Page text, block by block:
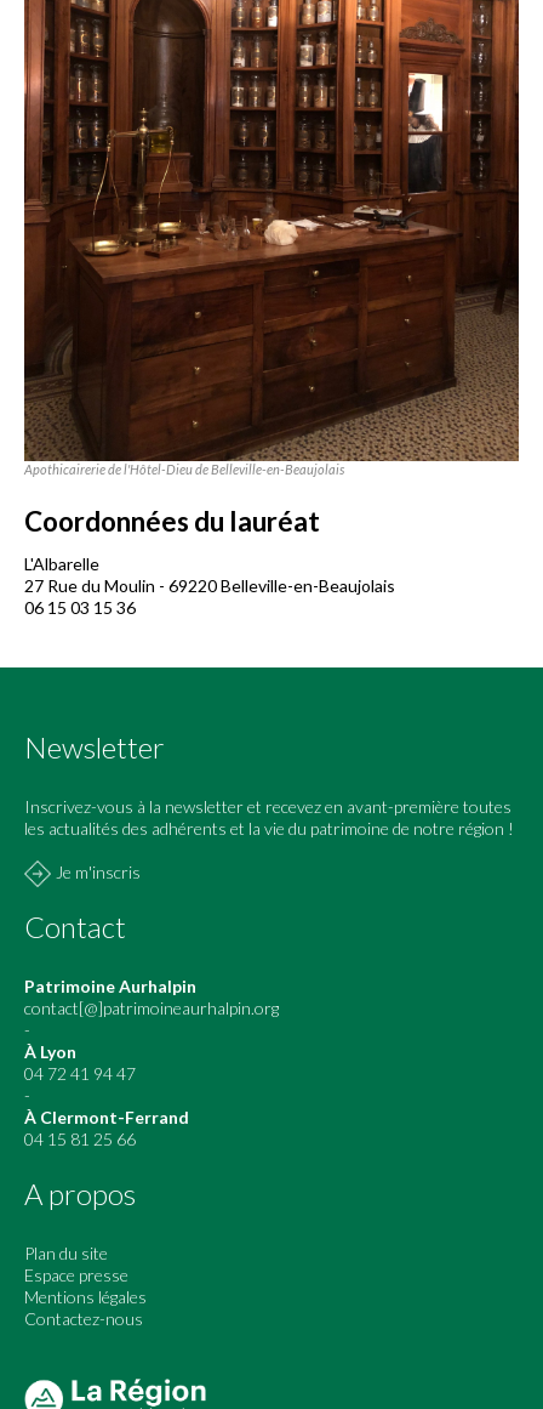
Apothicairerie de l'Hôtel-Dieu de Belleville-en-Beaujolais
Coordonnées du lauréat
L'Albarelle
27 Rue du Moulin - 69220 Belleville-en-Beaujolais
06 15 03 15 36
Newsletter
Inscrivez-vous à la newsletter et recevez en avant-première toutes
les actualités des adhérents et la vie du patrimoine de notre région !
Je m'inscris
Contact
Patrimoine Aurhalpin
contact[@]patrimoineaurhalpin.org
-
À Lyon
04 72 41 94 47
-
À Clermont-Ferrand
04 15 81 25 66
A propos
Plan du site
Espace presse
Mentions légales
Contactez-nous